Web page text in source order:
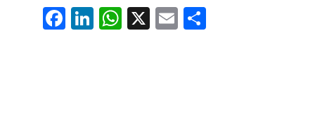
Fa
ce
Li
nk
W
ha
X E
m
Pa
rt